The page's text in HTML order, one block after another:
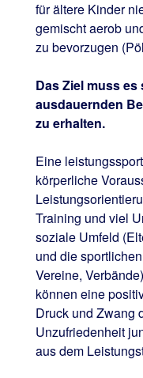
für ältere Kinder
gemischt aerob
zu bevorzugen
Das Ziel muss
ausdauernden
zu erhalten.
Eine
körperliche
Training und viel
soziale Umfeld
und die
Vereine,
können eine
Druck und Zwang
Unzufriedenheit
aus dem